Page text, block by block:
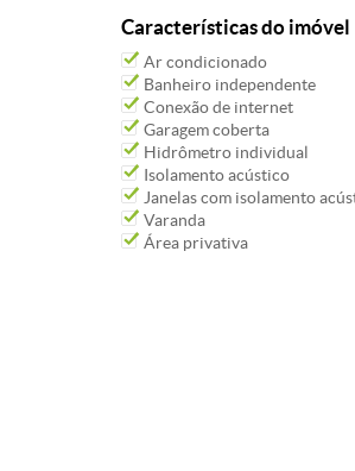
Características do imóvel
Ar condicionado
Banheiro independente
Conexão de internet
Garagem coberta
Hidrômetro individual
Isolamento acústico
Janelas com isolamento
Varanda
Área privativa